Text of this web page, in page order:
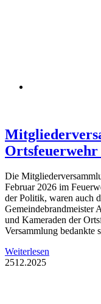
Ortsfeuerwehr
Die
Februar 2026 im
der Politik, waren auch
Gemeindebrandmeister
und Kameraden der
Versammlung bedankte
Weiterlesen
2512.2025